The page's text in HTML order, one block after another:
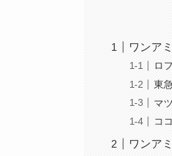
ワンア
ロ
東
マ
コ
ワンア